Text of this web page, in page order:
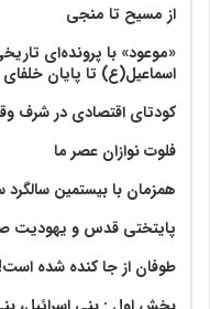
از مسیح تا منجی
«موعود» با پرونده‌ای
اسماعیل(ع) تا پایان
کودتای اقتصادی در شرف
فلوت نوازان عصر ما
همزمان با بیستمین
پایتختی قدس و یهودیت
طوفان از جا کنده شده است!